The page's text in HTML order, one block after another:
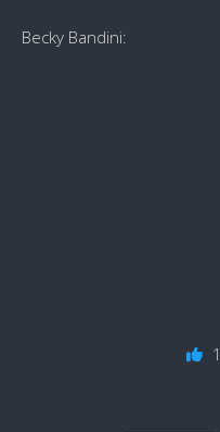
Becky Bandini:
1